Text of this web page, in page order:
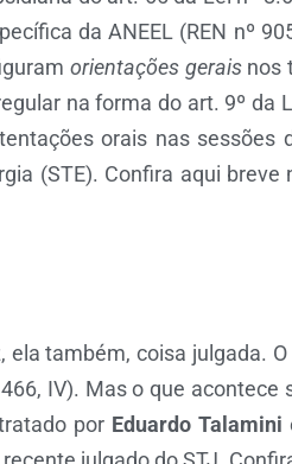
da ANEEL (REN nº
orientações geraisnos
na forma do art. 9º da
orais nas sessões
(STE). Confira aqui breve
também, coisa julgada.
IV). Mas o que acontece
por Eduardo Talamini